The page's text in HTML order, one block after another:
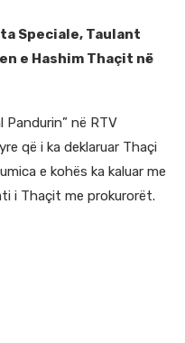
Speciale, Taulant
e Hashim Thaçit në
Pandurin” në RTV
që i ka deklaruar Thaçi
e kohës ka kaluar me
i Thaçit me prokurorët.